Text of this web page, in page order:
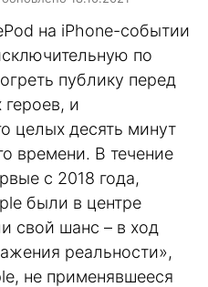
на iPhone-событии
по
публику перед
и
целых десять минут
времени. В течение
с 2018 года,
были в центре
свой шанс – в ход
реальности»,
не применявшееся